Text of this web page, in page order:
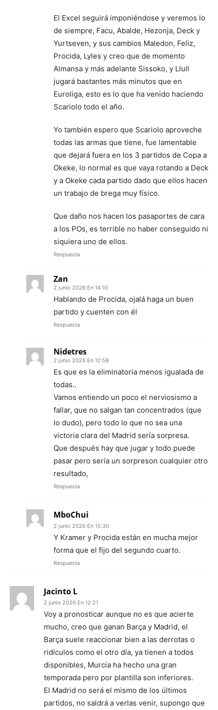
El Excel seguirá imponiéndose y veremos lo
de siempre, Facu, Abalde, Hezonja, Deck y
Yurtseven, y sus cambios Maledon, Feliz,
Procida, Lyles y creo que de momento
Almansa y más adelante Sissoko, y Llull
jugará bastantes más minutos que en
Euroliga, esto es lo que ha venido haciendo
Scariolo todo el año.
Yo también espero que Scariolo aproveche
todas las armas que tiene, fue lamentable
que dejará fuera en los 3 partidos de Copa a
Okeke, lo normal es que vaya rotando a Deck
y a Okeke cada partido dado que ellos hacen
un trabajo de brega muy físico.
Que daño nos hacen los pasaportes de cara
a los POs, es terrible no haber conseguido ni
siquiera uno de ellos.
Respuesta
Zan
2 junio 2026 En 14:10
Hablando de Procida, ojalá haga un buen
partido y cuenten con él
Respuesta
Nidetres
2 junio 2026 En 12:58
Es que es la eliminatoria menos igualada de
todas..
Vamos entiendo un poco el nerviosismo a
fallar, que no salgan tan concentrados (que
lo dudo), pero todo lo que no sea una
victoria clara del Madrid sería sorpresa.
Que después hay que jugar y todo puede
pasar pero sería un sorpreson cualquier otro
resultado,
Respuesta
MboChui
2 junio 2026 En 15:30
Y Kramer y Procida están en mucha mejor
forma que el fijo del segundo cuarto.
Respuesta
Jacinto L
2 junio 2026 En 12:21
Voy a pronosticar aunque no es que acierte
mucho, creo que ganan Barça y Madrid, el
Barça suele reaccionar bien a las derrotas o
ridículos como el otro día, ya tienen a todos
disponibles, Murcia ha hecho una gran
temporada pero por plantilla son inferiores.
El Madrid no será el mismo de los últimos
partidos, no saldrá a verlas venir, supongo que